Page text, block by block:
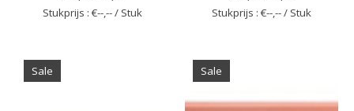
Stukprijs : €--,-- / Stuk Stukprijs : €--,-- / Stuk
Sale Sale